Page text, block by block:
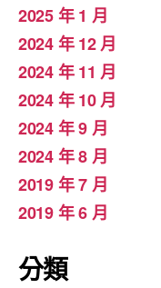
2025 年 1 月
2024 年 12 月
2024 年 11 月
2024 年 10 月
2024 年 9 月
2024 年 8 月
2019 年 7 月
2019 年 6 月
分類